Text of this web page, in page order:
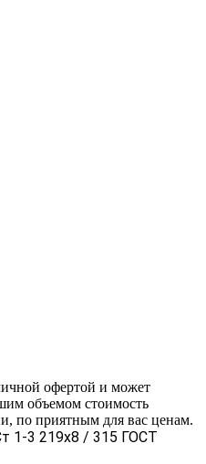
офертой и может
объемом стоимость
по приятным для вас ценам.
1-3 219x8 / 315 ГОСТ